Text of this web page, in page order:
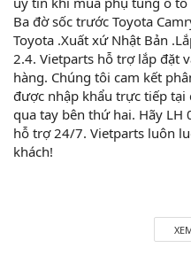
Ba đờ sốc trước Toyota
Toyota .Xuất xứ Nhật Bản
2.4. Vietparts hỗ trợ lắp đặt
hàng. Chúng tôi cam kết
được nhập khẩu trực tiếp tại
qua tay bên thứ hai. Hãy
hỗ trợ 24/7. Vietparts luôn
khách!